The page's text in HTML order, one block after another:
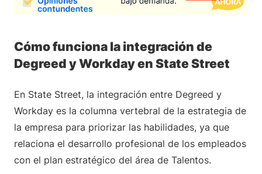
Cómo funciona la integración de
Degreed y Workday en State Street
En State Street, la integración entre Degreed y
Workday es la columna vertebral de la estrategia de
la empresa para priorizar las habilidades, ya que
relaciona el desarrollo profesional de los empleados
con el plan estratégico del área de Talentos.